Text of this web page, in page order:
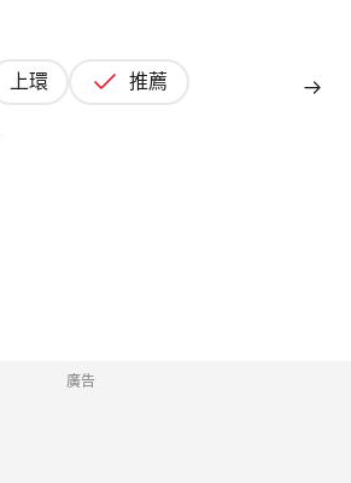
上環 推薦
廣告